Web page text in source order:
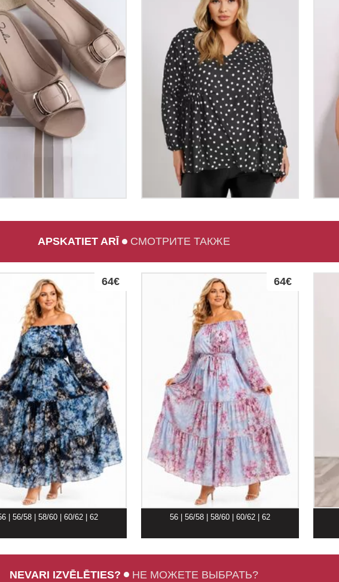
APSKATIET ARĪ СМОТРИТЕ ТАКЖЕ
64€
| 56/58 | 58/60 | 60/62 | 62
64€
56 | 56/58 | 58/60 | 60/62 | 62
NEVARI IZVĒLĒTIES? НЕ МОЖЕТЕ ВЫБРАТЬ?